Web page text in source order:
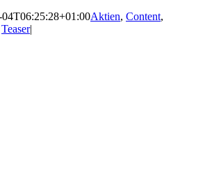
04T06:25:28+01:00Aktien, Content,
Teaser|